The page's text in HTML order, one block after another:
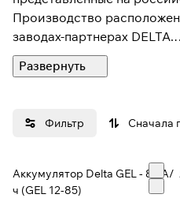
Производство
заводах-партнерах DELTA.
Аккумуляторы под маркой
клапанным
коммуникаций, охранно-
медицинского
Фильтр Сначала
Аккумулятор Delta GEL - 85 А/
ч (GEL 12-85)